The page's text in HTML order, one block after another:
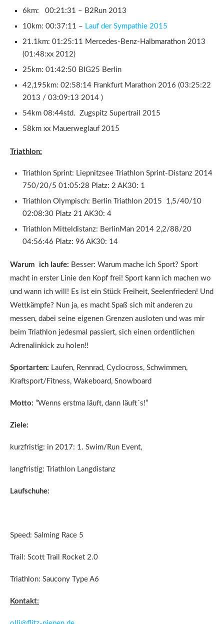
6km: 00:21:31 – B2Run 2013
10km: 00:37:11 – Lauf der Sympathie 2015
21.1km: 01:25:11 Mercedes-Benz-Halbmarathon 2013
(01:48:xx 2012)
25km: 01:42:50 BIG25 Berlin
42,195km: 02:58:14 Frankfurt Marathon 2016 (03:25:22
2013 / 03:09:13 2014 )
54km 08:44std. Zugspitz Supertrail 2015
58km xx Mauerweglauf 2015
Triathlon:
Triathlon Sprint: Liepnitzsee Triathlon Sprint-Distanz 2014
750/20/5 01:05:28 Platz: 2 AK30: 1
Triathlon Olympisch: Berlin Triathlon 2015 1,5/40/10
02:08:30 Platz 21 AK30: 4
Triathlon Mitteldistanz: BerlinMan 2014 2,2/88/20
04:56:46 Platz: 96 AK30: 14
Warum ich laufe: Besser: Warum mache ich Sport? Sport
macht in erster Linie den Kopf frei! Sport kann ich machen wo
und wann ich will! Es ist ein Stück Freiheit, Seelenfrieden! Und
Wettkämpfe? Nun ja, es macht Spaß sich mit anderen zu
messen, dabei seine eigenen Grenzen ausloten und was mir
beim Triathlon jedesmal passiert, sich einen ordentlichen
Adrenalinkick zu holen!!
Sportarten: Laufen, Rennrad, Cyclocross, Schwimmen,
Kraftsport/Fitness, Wakeboard, Snowboard
Motto: “Wenns erstma läuft, dann läuft´s!”
Ziele:
kurzfristig: in 2017: 1. Swim/Run Event,
langfristig: Triathlon Langdistanz
Laufschuhe:
Speed: Salming Race 5
Trail: Scott Trail Rocket 2.0
Triathlon: Saucony Type A6
Kontakt: